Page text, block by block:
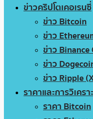
ข่าวคริปโตเคอเรนซี่
ข่าว Bitcoin
ข่าว
ข่าว Binance
ข่าว
ข่าว Ripple
ราคาและการวิเครา
ราคา Bitcoin